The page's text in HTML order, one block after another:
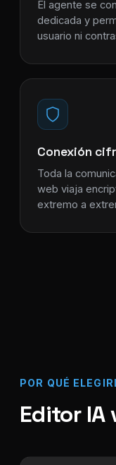
El agente se
dedicada y
usuario ni
Conexión
Toda la
web viaja
extremo a
POR QUÉ
Editor IA